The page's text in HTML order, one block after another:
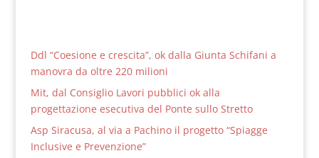
Ddl “Coesione e crescita”, ok dalla Giunta Schifani a
manovra da oltre 220 milioni
Mit, dal Consiglio Lavori pubblici ok alla
progettazione esecutiva del Ponte sullo Stretto
Asp Siracusa, al via a Pachino il progetto “Spiagge
Inclusive e Prevenzione”